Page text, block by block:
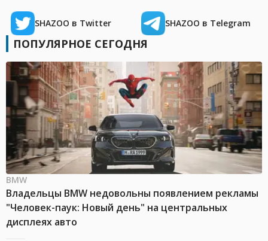
SHAZOO в Twitter SHAZOO в Telegram
ПОПУЛЯРНОЕ СЕГОДНЯ
BMW
Владельцы BMW недовольны появлением рекламы
"Человек-паук: Новый день" на центральных
дисплеях авто